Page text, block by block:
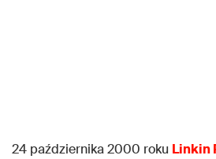
24 października 2000 roku Linkin